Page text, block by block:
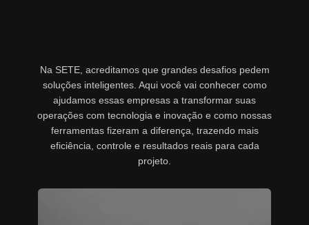
Na SETE, acreditamos que grandes desafios pedem
soluções inteligentes. Aqui você vai conhecer como
ajudamos essas empresas a transformar suas
operações com tecnologia e inovação e como nossas
ferramentas fizeram a diferença, trazendo mais
eficiência, controle e resultados reais para cada
projeto.